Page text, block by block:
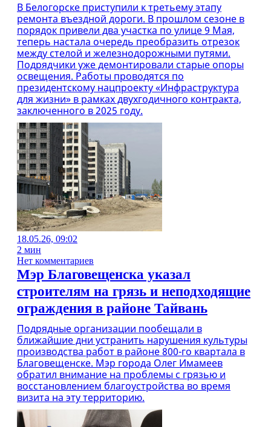
В Белогорске приступили к третьему этапу
ремонта въездной дороги. В прошлом сезоне в
порядок привели два участка по улице 9 Мая,
теперь настала очередь преобразить отрезок
между стелой и железнодорожными путями.
Подрядчики уже демонтировали старые опоры
освещения. Работы проводятся по
президентскому нацпроекту «Инфраструктура
для жизни» в рамках двухгодичного контракта,
заключенного в 2025 году.
18.05.26, 09:02
2 мин
Нет комментариев
Мэр Благовещенска указал
строителям на грязь и неподходящие
ограждения в районе Тайвань
Подрядные организации пообещали в
ближайшие дни устранить нарушения культуры
производства работ в районе 800-го квартала в
Благовещенске. Мэр города Олег Имамеев
обратил внимание на проблемы с грязью и
восстановлением благоустройства во время
визита на эту территорию.